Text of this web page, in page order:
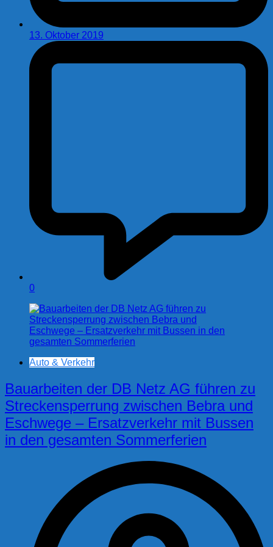
13. Oktober 2019
0
Auto & Verkehr
Bauarbeiten der DB Netz AG führen zu
Streckensperrung zwischen Bebra und
Eschwege – Ersatzverkehr mit Bussen
in den gesamten Sommerferien